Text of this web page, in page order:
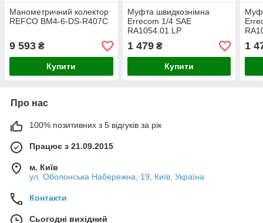
Манометричний колектор
REFCO BM4-6-DS-R407С
9 593 ₴
Купити
Муфта швидкознімна
Errecom 1/4 SAE
RA1054.01 LP
1 479₴
Купити
1
Про нас
100% позитивних з 5 відгуків за рік
Працює з 21.09.2015
м. Київ
ул. Оболонська Набережна, 19, Київ, Україна
Контакти
Сьогодні вихідний